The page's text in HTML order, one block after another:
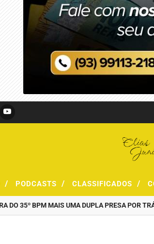
/ PODCASTS / CLASSIFICADOS /
35º BPM MAIS UMA DUPLA PRESA POR